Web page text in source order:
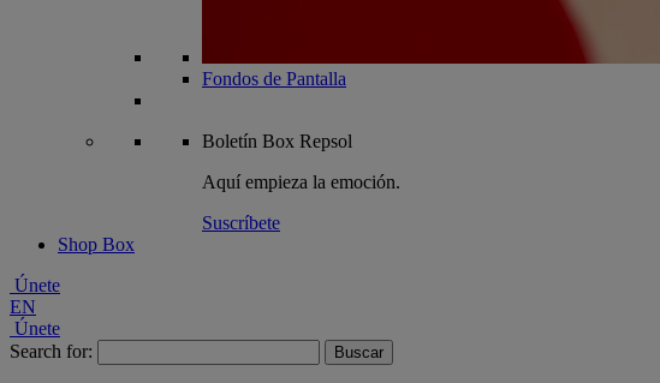
Fondos de Pantalla
Boletín Box Repsol
Aquí empieza la emoción.
Suscríbete
Shop Box
Únete
EN
Únete
Search for: